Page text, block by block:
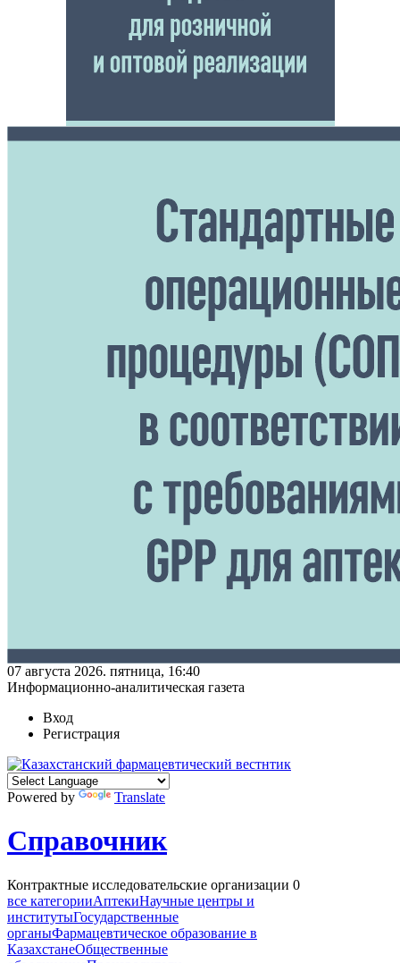
07 августа 2026. пятница, 16:40
Информационно-аналитическая газета
Вход
Регистрация
Powered by Translate
Справочник
Контрактные исследовательские организации 0
все категорииАптекиНаучные центры и
институтыГосударственные
органыФармацевтическое образование в
КазахстанеОбщественные